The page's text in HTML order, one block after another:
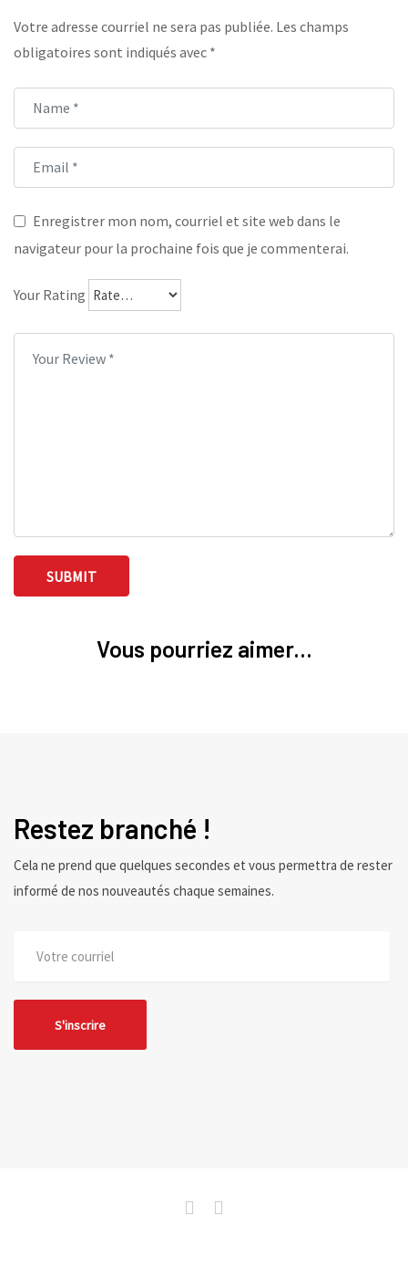
Votre adresse courriel ne sera pas publiée. Les champs
obligatoires sont indiqués avec *
Enregistrer mon nom, courriel et site web dans le
navigateur pour la prochaine fois que je commenterai.
Your Rating
Vous pourriez aimer...
Restez branché !
Cela ne prend que quelques secondes et vous permettra de rester
informé de nos nouveautés chaque semaines.